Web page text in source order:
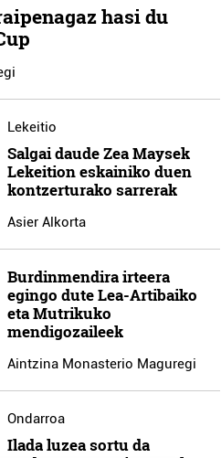
hasi du
Lekeitio
Salgai daude Zea Maysek
Lekeition eskainiko duen
kontzerturako sarrerak
Asier Alkorta
Burdinmendira irteera
egingo dute Lea-Artibaiko
eta Mutrikuko
mendigozaileek
Aintzina Monasterio Maguregi
Ondarroa
Ilada luzea sortu da